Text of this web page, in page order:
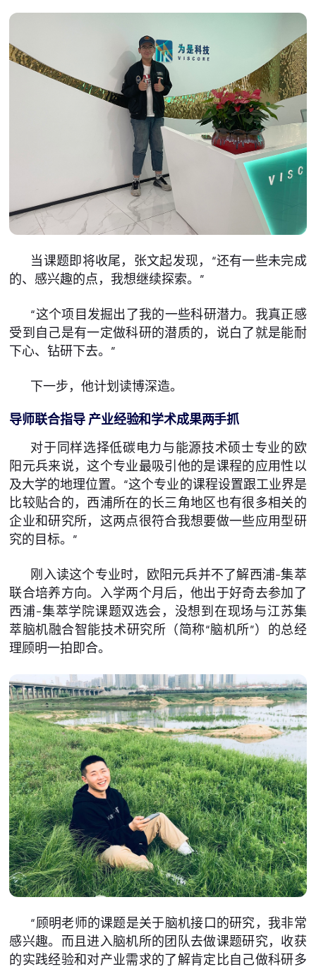
当课题即将收尾，张文起发现，“还有一些未完成
的、感兴趣的点，我想继续探索。”
“这个项目发掘出了我的一些科研潜力。我真正感
受到自己是有一定做科研的潜质的，说白了就是能耐
下心、钻研下去。”
下一步，他计划读博深造。
导师联合指导 产业经验和学术成果两手抓
对于同样选择低碳电力与能源技术硕士专业的欧
阳元兵来说，这个专业最吸引他的是课程的应用性以
及大学的地理位置。“这个专业的课程设置跟工业界是
比较贴合的，西浦所在的长三角地区也有很多相关的
企业和研究所，这两点很符合我想要做一些应用型研
究的目标。”
刚入读这个专业时，欧阳元兵并不了解西浦-集萃
联合培养方向。入学两个月后，他出于好奇去参加了
西浦-集萃学院课题双选会，没想到在现场与江苏集
萃脑机融合智能技术研究所（简称“脑机所”）的总经
理顾明一拍即合。
“顾明老师的课题是关于脑机接口的研究，我非常
感兴趣。而且进入脑机所的团队去做课题研究，收获
的实践经验和对产业需求的了解肯定比自己做科研多